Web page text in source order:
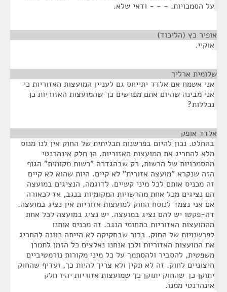
על הסמכויות. - - - ודאי שלא.
אופיר כץ (הליכוד)
אוקיי.
שלומית ארליך
אני אשמח אם אלדד יתייחס גם לעניין המועצות האזוריות כי
אני מבינה שהיום אתם מפרשים כך שהמועצות האזוריות כן
נכללות?
אלדד אופק
בהחלט. נכון להיום בפרשנות תכליתית של החוק אין לנו מנוס
מלא להחריג את המועצות האזוריות. הן חלק אינהרנטי
מהסמכויות של הרשות, רק שבהגדרה "רשות מקומית" הגוף
הזה שנקרא "מועצה אזורית" לא קיים. היות שהוא לא קיים
זה מכניס אותם לכל מיני קשיים. לדוגמה, הנציגים במועצה
הם נציגים מכל אחת מהרשויות המקומיות בנגב, אז לכאורה
אם אני נצמד לנוסח החוק למועצות אזוריות אין נציג במועצה.
דה-פקטו יש להם נציג במועצה. יש נציג במועצה לכל אחת
מהמועצות האזוריות בתחומי הנגב. זה מכניס אותנו
לפרשנויות של החוק. ברור שבחקיקה לא הייתה כוונה להחריג
את המועצות האזוריות ולכן אנחנו נאלצים כל הזמן לתמרן
משפטית, להסביר ולהסתמך על כל מיני מקורות נורמטיביים
חיצוניים לחוק. זה לא תקין ולא צריך להיות כך, ועדיף שהחוק
יתוקן כך שהחוק יתוקן כך שמועצות אזוריות יהיו חלק
אינהרנטי ממנו.